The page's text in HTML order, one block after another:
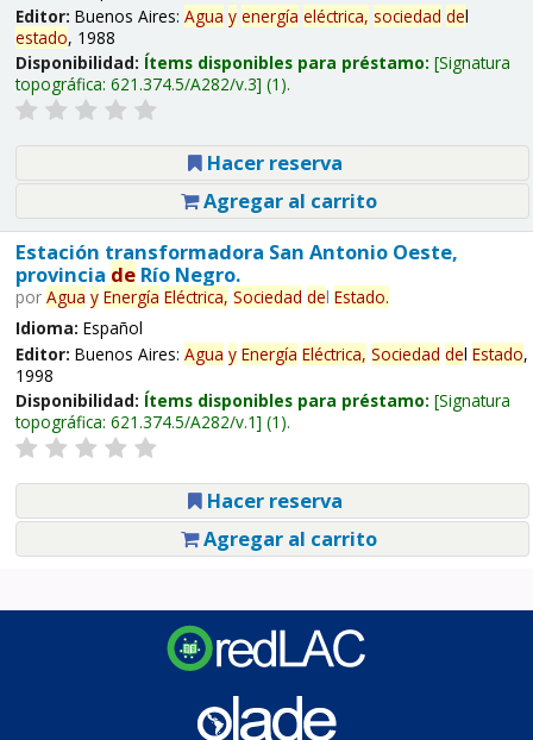
Editor: Buenos Aires: Agua y energía eléctrica, sociedad del
estado, 1988
Disponibilidad: Ítems disponibles para préstamo: Signatura
topográfica: 621.374.5/A282/v.3 (1).
Hacer reserva
Agregar al carrito
Estación transformadora San Antonio Oeste,
provincia deRío Negro.
por Agua y Energía Eléctrica, Sociedad del Estado.
Idioma: Español
Editor: Buenos Aires: Agua y Energía Eléctrica, Sociedad del Estado,
1998
Disponibilidad: Ítems disponibles para préstamo: Signatura
topográfica: 621.374.5/A282/v.1 (1).
Hacer reserva
Agregar al carrito